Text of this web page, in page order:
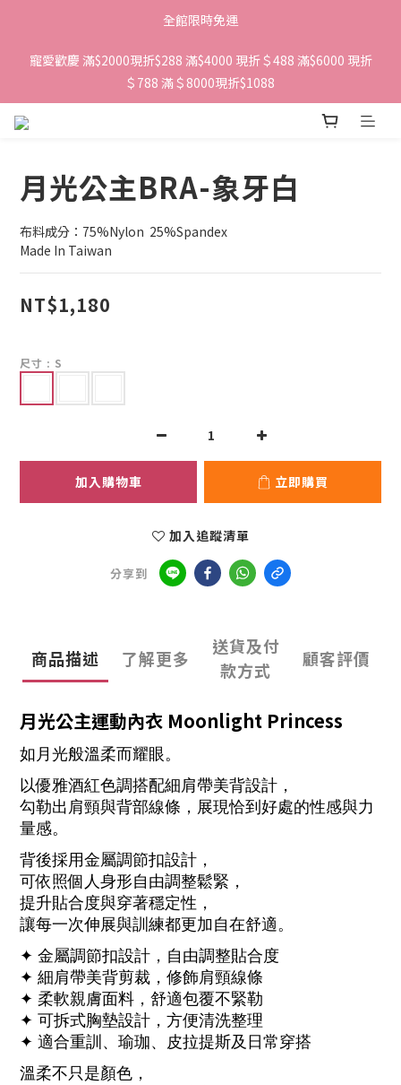
全館限時免運
寵愛歡慶 滿$2000現折$288 滿$4000 現折＄488 滿$6000 現折
＄788 滿＄8000現折$1088
月光公主BRA-象牙白
布料成分：75%Nylon  25%Spandex
Made In Taiwan
NT$1,180
尺寸 : S
加入購物車 立即購買
加入追蹤清單
分享到
商品描述 了解更多
送貨及付
款方式
顧客評價
月光公主運動內衣 Moonlight Princess
如月光般溫柔而耀眼。
以優雅酒紅色調搭配細肩帶美背設計，
勾勒出肩頸與背部線條，展現恰到好處的性感與力
量感。
背後採用金屬調節扣設計，
可依照個人身形自由調整鬆緊，
提升貼合度與穿著穩定性，
讓每一次伸展與訓練都更加自在舒適。
✦ 金屬調節扣設計，自由調整貼合度
✦ 細肩帶美背剪裁，修飾肩頸線條
✦ 柔軟親膚面料，舒適包覆不緊勒
✦ 可拆式胸墊設計，方便清洗整理
✦ 適合重訓、瑜珈、皮拉提斯及日常穿搭
溫柔不只是顏色，